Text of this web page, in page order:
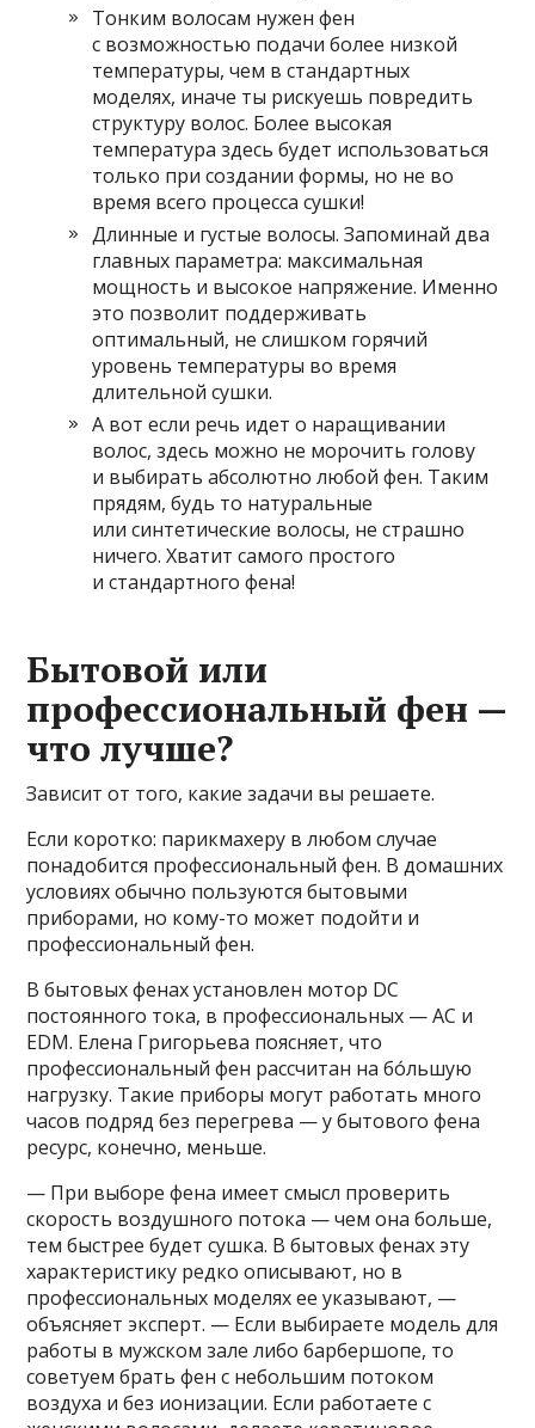
Тонким волосам нужен фен
с возможностью подачи более низкой
температуры, чем в стандартных
моделях, иначе ты рискуешь повредить
структуру волос. Более высокая
температура здесь будет использоваться
только при создании формы, но не во
время всего процесса сушки!
Длинные и густые волосы. Запоминай два
главных параметра: максимальная
мощность и высокое напряжение. Именно
это позволит поддерживать
оптимальный, не слишком горячий
уровень температуры во время
длительной сушки.
А вот если речь идет о наращивании
волос, здесь можно не морочить голову
и выбирать абсолютно любой фен. Таким
прядям, будь то натуральные
или синтетические волосы, не страшно
ничего. Хватит самого простого
и стандартного фена!
Бытовой или
профессиональный фен —
что лучше?
Зависит от того, какие задачи вы решаете.
Если коротко: парикмахеру в любом случае
понадобится профессиональный фен. В домашних
условиях обычно пользуются бытовыми
приборами, но кому-то может подойти и
профессиональный фен.
В бытовых фенах установлен мотор DC
постоянного тока, в профессиональных — АС и
EDM. Елена Григорьева поясняет, что
профессиональный фен рассчитан на бо́льшую
нагрузку. Такие приборы могут работать много
часов подряд без перегрева — у бытового фена
ресурс, конечно, меньше.
— При выборе фена имеет смысл проверить
скорость воздушного потока — чем она больше,
тем быстрее будет сушка. В бытовых фенах эту
характеристику редко описывают, но в
профессиональных моделях ее указывают, —
объясняет эксперт. — Если выбираете модель для
работы в мужском зале либо барбершопе, то
советуем брать фен с небольшим потоком
воздуха и без ионизации. Если работаете с